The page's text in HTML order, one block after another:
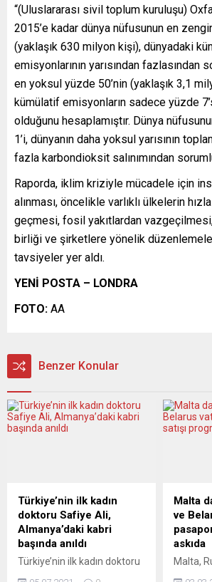
“(Uluslararası sivil toplum kuruluşu)
2015’e kadar dünya nüfusunun en
(yaklaşık 630 milyon kişi), dünyadaki
emisyonlarının yarısından fazlasından
en yoksul yüzde 50’nin (yaklaşık 3,1
kümülatif emisyonların sadece yüzde
olduğunu hesaplamıştır. Dünya
1’i, dünyanın daha yoksul yarısının
fazla karbondioksit salınımından
Raporda, iklim kriziyle mücadele için
alınması, öncelikle varlıklı ülkelerin
geçmesi, fosil yakıtlardan
birliği ve şirketlere yönelik
tavsiyeler yer aldı.
YENİ POSTA – LONDRA
FOTO: AA
Benzer Konular
Türkiye’nin ilk kadın
doktoru Safiye Ali,
Almanya’daki kabri
başında anıldı
Türkiye’nin ilk kadın doktoru
Malta
ve
askıda
Malta,